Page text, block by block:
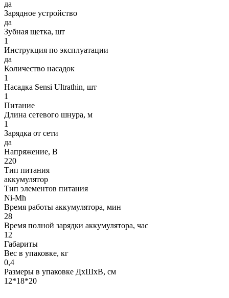
да
Зарядное устройство
да
Зубная щетка, шт
1
Инструкция по эксплуатации
да
Количество насадок
1
Насадка Sensi Ultrathin, шт
1
Питание
Длина сетевого шнура, м
1
Зарядка от сети
да
Напряжение, В
220
Тип питания
аккумулятор
Тип элементов питания
Ni-Mh
Время работы аккумулятора, мин
28
Время полной зарядки аккумулятора, час
12
Габариты
Вес в упаковке, кг
0,4
Размеры в упаковке ДxШxВ, см
12*18*20